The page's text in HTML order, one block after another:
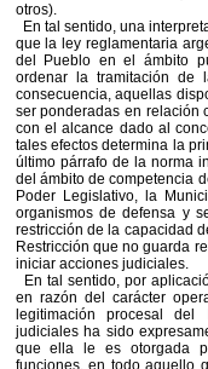
otros).
En tal sentido, una
que la ley reglamentaria
del Pueblo en el ámbito
ordenar la tramitación de
consecuencia, aquellas
ser ponderadas en relación
con el alcance dado al
tales efectos determina la
último párrafo de la norma
del ámbito de competencia
Poder Legislativo, la
organismos de defensa y
restricción de la capacidad
Restricción que no guarda
iniciar acciones judiciales.
En tal sentido, por
en razón del carácter
legitimación procesal
judiciales ha sido
que ella le es otorgada
funciones, en todo aquello